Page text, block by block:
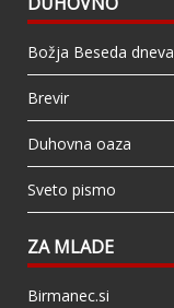
Božja Beseda dneva
Brevir
Duhovna oaza
Sveto pismo
ZA MLADE
Birmanec.si